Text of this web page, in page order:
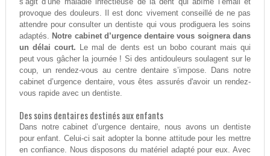
provoque des douleurs. Il est donc vivement conseillé de ne pas
attendre pour consulter un dentiste qui vous prodiguera les soins
adaptés. Notre cabinet d’urgence dentaire vous soignera dans
un délai court. Le mal de dents est un bobo courant mais qui
peut vous gâcher la journée ! Si des antidouleurs soulagent sur le
coup, un rendez-vous au centre dentaire s’impose. Dans notre
cabinet d’urgence dentaire, vous êtes assurés d'avoir un rendez-
vous rapide avec un dentiste.
Des soins dentaires destinés aux enfants
Dans notre cabinet d’urgence dentaire, nous avons un dentiste
pour enfant. Celui-ci sait adopter la bonne attitude pour les mettre
en confiance. Nous disposons du matériel adapté pour eux. Avec